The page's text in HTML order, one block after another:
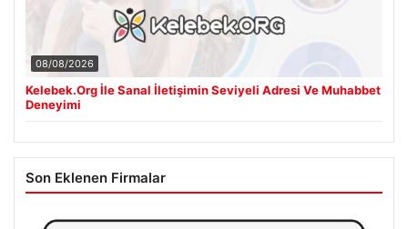
08/08/2026
Kelebek.Org İle Sanal İletişimin Seviyeli Adresi Ve Muhabbet
Deneyimi
Son Eklenen Firmalar